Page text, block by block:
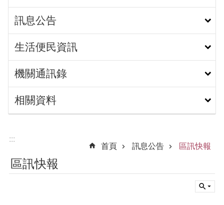
訊息公告
生活便民資訊
機關通訊錄
相關資料
:::
首頁
訊息公告 區訊快報
區訊快報